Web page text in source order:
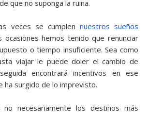
que no suponga la ruina.
veces se cumplen nuestros sueños
ocasiones hemos tenido que renunciar
o tiempo insuficiente. Sea como
viajar le puede doler el cambio de
encontrará incentivos en ese
ha surgido de lo imprevisto.
necesariamente los destinos más